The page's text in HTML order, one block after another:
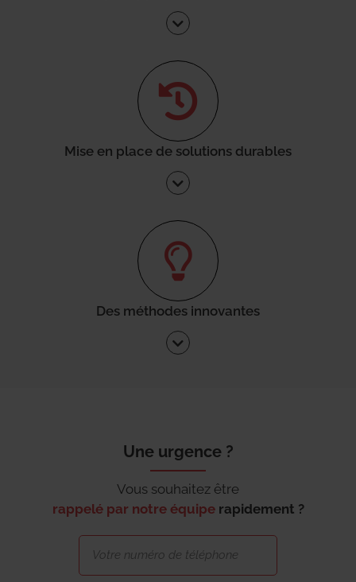
Mise en place de solutions durables
Des méthodes innovantes
Une urgence ?
Vous souhaitez être
rappelé par notre équipe rapidement ?